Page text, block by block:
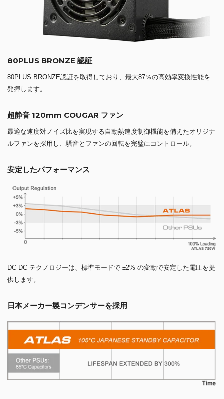
80PLUS BRONZE 認証
80PLUS BRONZE認証を取得しており、最大87％の高効率変換性能を
発揮します。
超静音 120mm COUGAR ファン
最適な速度対ノイズ比を実現する自動熱速度制御機能を備えたオリジナ
ルファンを採用し、騒音とファンの回転を完璧にコントロール。
安定したパフォーマンス
DC-DC テクノロジーは、標準モードで ±2% の変動で安定した電圧を提
供します。
日本メーカー製コンデンサーを採用